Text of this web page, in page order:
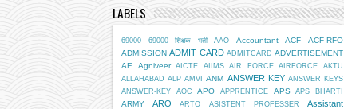
LABELS
69000 69000 शिक्षक भर्ती AAO Accountant ACF
ACF-RFO
ADMISSION ADMIT CARD ADMITCARD ADVERTISEMENT
AE
Agniveer AICTE AIIMS AIR FORCE AIRFORCE
AKTU
ALLAHABAD ALP AMVI ANM ANSWER KEY ANSWER KEYS
ANSWER-KEY
AOC APO APPRENTICE APS APS BHARTI
ARMY ARO ARTO ASISTENT PROFESSER
Assistant